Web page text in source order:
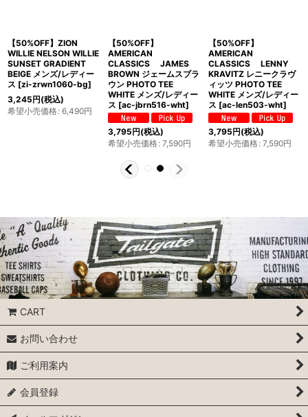
【50%OFF】ZION
WILLIE NELSON WILLIE
SUNSET GRADIENT
BEIGE メンズ/レディー
ス [zi-zrwn1060-bg]
3,245円(税込)
希望小売価格: 6,490円
【50%OFF】
AMERICAN
CLASSICS JAMES
BROWN ジェームスブラ
ウン PHOTO TEE
WHITE メンズ/レディー
ス [ac-jbrn516-wht]
3,795円(税込)
希望小売価格: 7,590円
【50%OFF】
AMERICAN
CLASSICS LENNY
KRAVITZ レニークラヴ
ィッツ PHOTO TEE
WHITE メンズ/レディー
ス [ac-len503-wht]
3,795円(税込)
希望小売価格: 7,590円
CART
お問い合わせ
ご利用案内
会員登録